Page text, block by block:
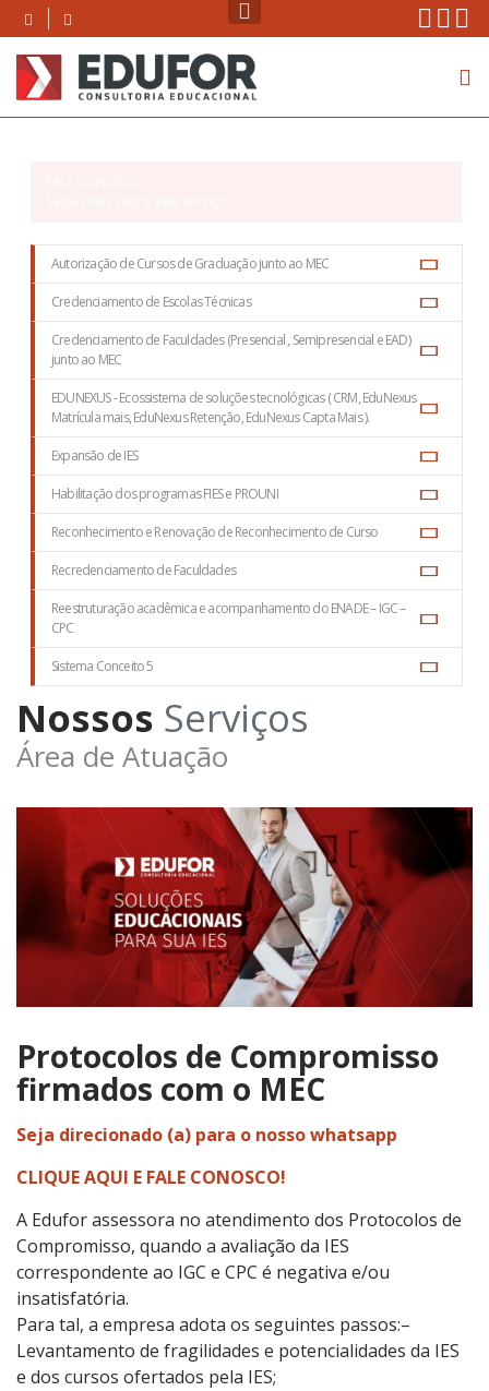
Skip
to
content
Autorização de Cursos de Graduação junto ao MEC
Credenciamento de Escolas Técnicas
Credenciamento de Faculdades (Presencial , Semipresencial e EAD)
junto ao MEC
EDUNEXUS - Ecossistema de soluções tecnológicas ( CRM, EduNexus
Matrícula mais, EduNexus Retenção, EduNexus Capta Mais ).
Expansão de IES
Habilitação dos programas FIES e PROUNI
Reconhecimento e Renovação de Reconhecimento de Curso
Recredenciamento de Faculdades
Reestruturação acadêmica e acompanhamento do ENADE – IGC –
CPC
Sistema Conceito 5
Nossos Serviços
Área de Atuação
Protocolos de Compromisso
firmados com o MEC
Seja direcionado (a) para o nosso whatsapp
CLIQUE AQUI E FALE CONOSCO!
A Edufor assessora no atendimento dos Protocolos de
Compromisso, quando a avaliação da IES
correspondente ao IGC e CPC é negativa e/ou
insatisfatória.
Para tal, a empresa adota os seguintes passos:–
Levantamento de fragilidades e potencialidades da IES
e dos cursos ofertados pela IES;